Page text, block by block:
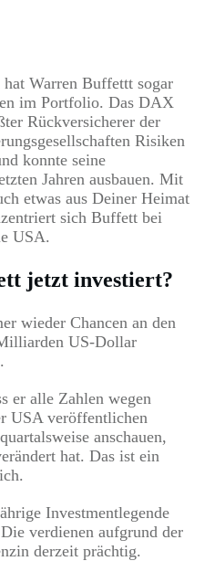
Warren Buffettt sogar
im Portfolio. Das DAX
Rückversicherer der
Risiken
konnte seine
Jahren ausbauen. Mit
etwas aus Deiner Heimat
sich Buffett bei
USA.
jetzt investiert?
wieder Chancen an den
US-Dollar
er alle Zahlen wegen
USA veröffentlichen
anschauen,
hat. Das ist ein
Investmentlegende
verdienen aufgrund der
derzeit prächtig.